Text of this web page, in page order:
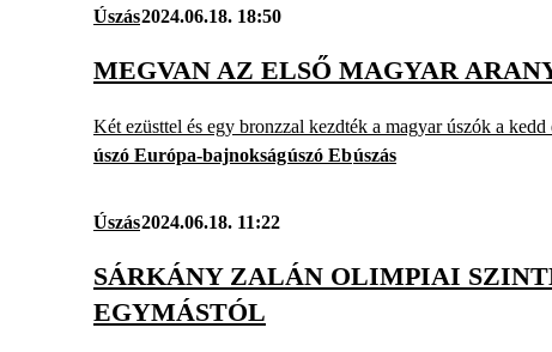
Úszás2024.06.18. 18:50
MEGVAN AZ ELSŐ MAGYAR
Két ezüsttel és egy bronzzal kezdték a magyar úszók a
úszó Európa-bajnokságúszó Ebúszás
Úszás2024.06.18. 11:22
SÁRKÁNY ZALÁN OLIMPIAI
EGYMÁSTÓL